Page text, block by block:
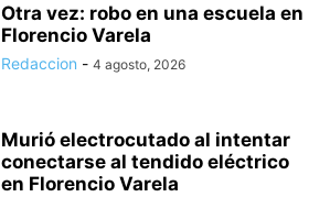
Otra vez: robo en una escuela en
Florencio Varela
Redaccion - 4 agosto, 2026
Murió electrocutado al intentar
conectarse al tendido eléctrico
en Florencio Varela